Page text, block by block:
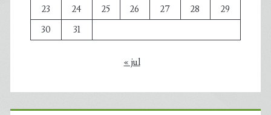
23
24 25 26 27 28
29
30
31
« jul